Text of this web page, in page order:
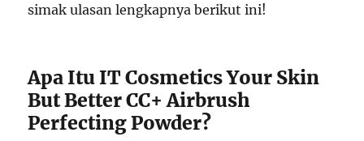
simak ulasan lengkapnya berikut ini!
Apa Itu IT Cosmetics Your Skin
But Better CC+ Airbrush
Perfecting Powder?